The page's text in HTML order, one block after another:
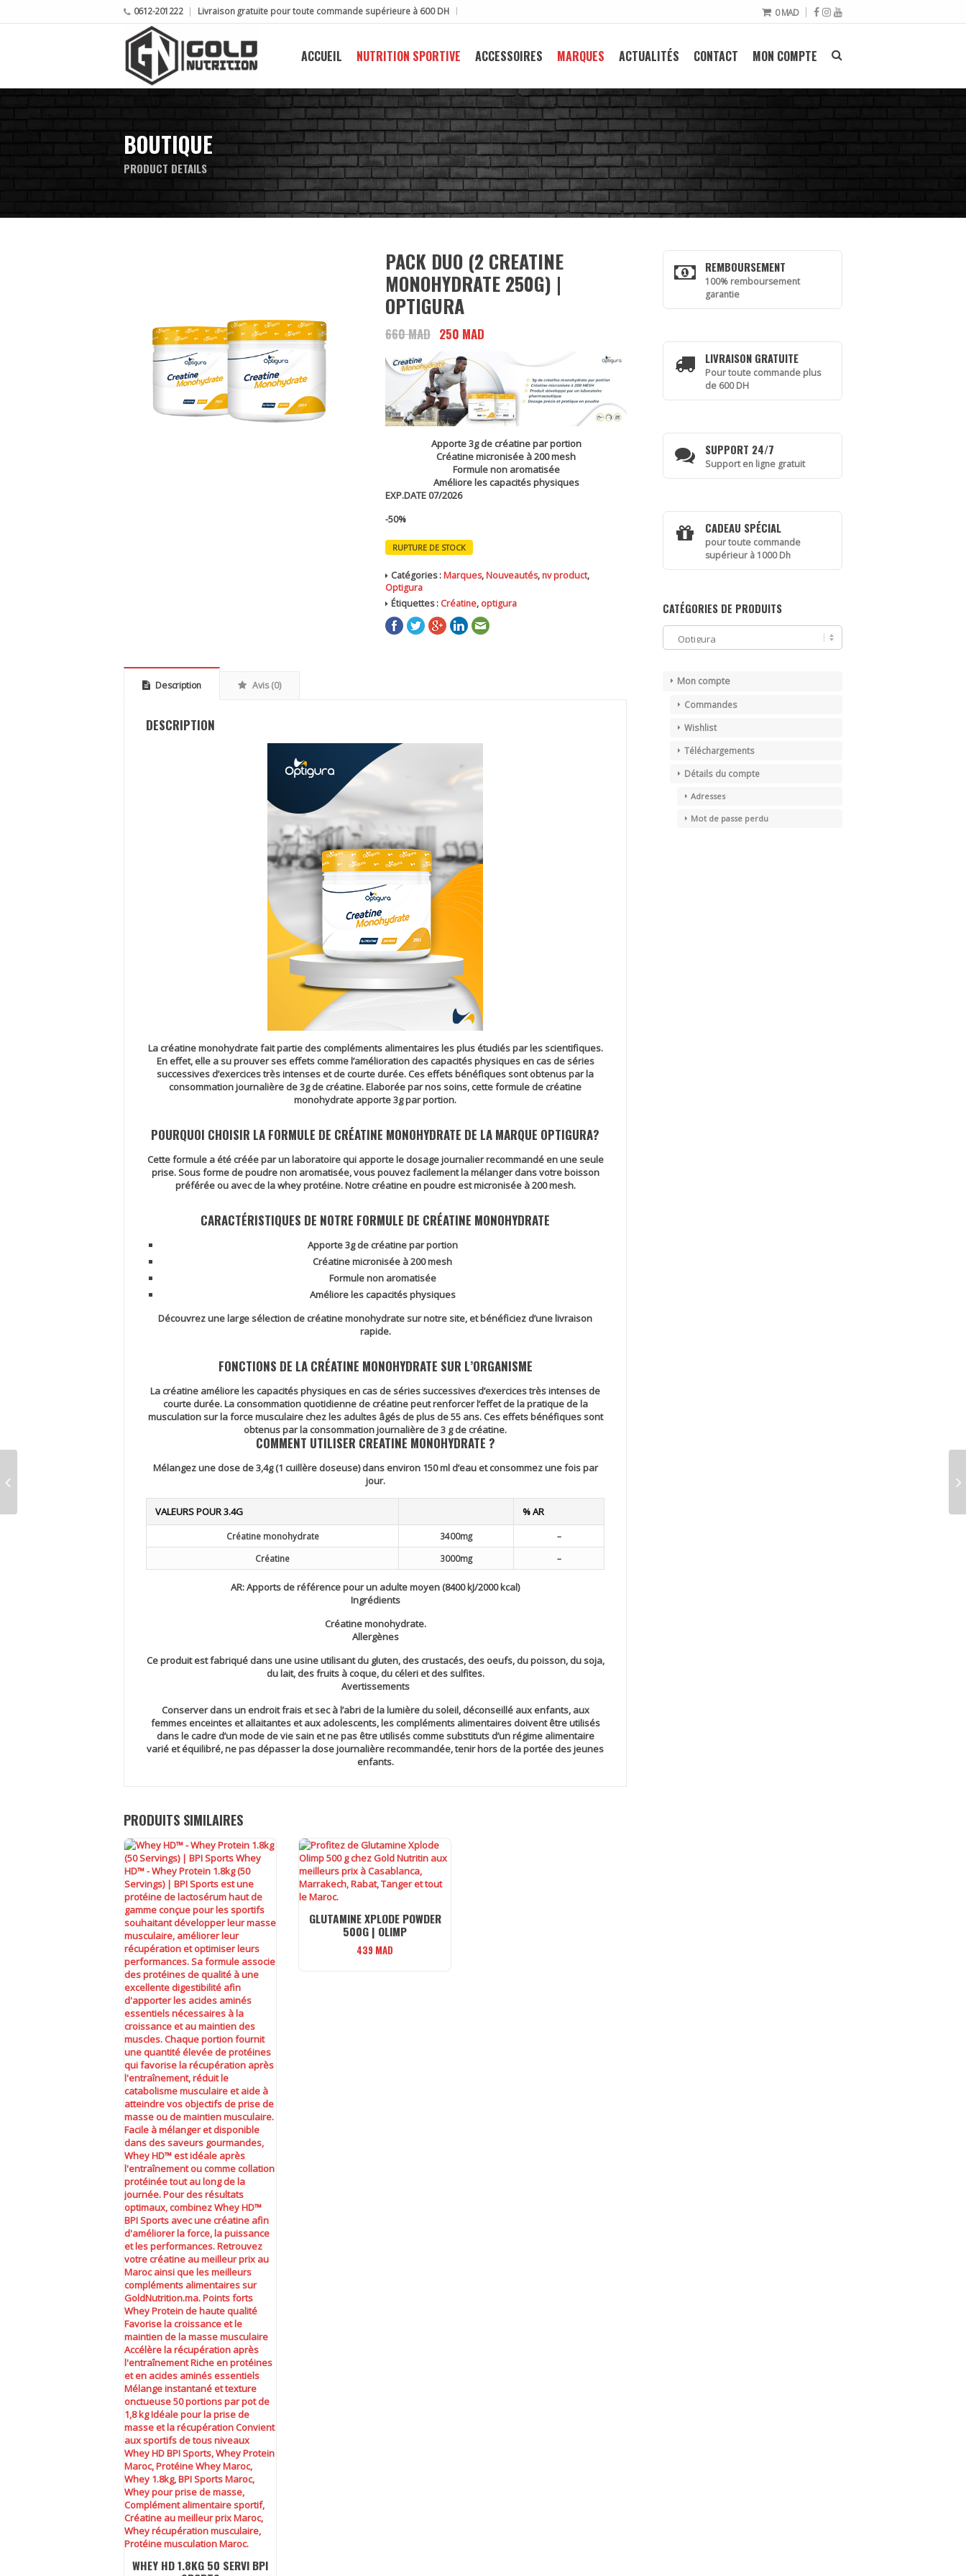
0612-201222 Livraison gratuite pour toute commande supérieure à 600 DH 0MAD
ACCUEIL NUTRITION SPORTIVE ACCESSOIRES MARQUES ACTUALITÉS CONTACT MON COMPTE
BOUTIQUE
PRODUCT DETAILS
PACK DUO (2 CREATINE
MONOHYDRATE 250G) |
OPTIGURA
660MAD Le
prix
initial
était :
660 MAD.
250 MAD
actuel
est :
250 MAD.
Apporte 3g de créatine par portion
Créatine micronisée à 200 mesh
Formule non aromatisée
Améliore les capacités physiques
EXP.DATE 07/2026
-50%
RUPTURE DE STOCK
Catégories : Marques, Nouveautés, nv product,
Optigura
Étiquettes : Créatine, optigura
Description Avis (0)
DESCRIPTION
La créatine monohydrate fait partie des compléments alimentaires les plus étudiés par les scientifiques.
En effet, elle a su prouver ses effets comme l’amélioration des capacités physiques en cas de séries
successives d’exercices très intenses et de courte durée. Ces effets bénéfiques sont obtenus par la
consommation journalière de 3g de créatine. Elaborée par nos soins, cette formule de créatine
monohydrate apporte 3g par portion.
POURQUOI CHOISIR LA FORMULE DE CRÉATINE MONOHYDRATE DE LA MARQUE OPTIGURA?
Cette formule a été créée par un laboratoire qui apporte le dosage journalier recommandé en une seule
prise. Sous forme de poudre non aromatisée, vous pouvez facilement la mélanger dans votre boisson
préférée ou avec de la whey protéine. Notre créatine en poudre est micronisée à 200 mesh.
CARACTÉRISTIQUES DE NOTRE FORMULE DE CRÉATINE MONOHYDRATE
Apporte 3g de créatine par portion
Créatine micronisée à 200 mesh
Formule non aromatisée
Améliore les capacités physiques
Découvrez une large sélection de créatine monohydrate sur notre site, et bénéficiez d’une livraison
rapide.
FONCTIONS DE LA CRÉATINE MONOHYDRATE SUR L’ORGANISME
La créatine améliore les capacités physiques en cas de séries successives d’exercices très intenses de
courte durée. La consommation quotidienne de créatine peut renforcer l’effet de la pratique de la
musculation sur la force musculaire chez les adultes âgés de plus de 55 ans. Ces effets bénéfiques sont
obtenus par la consommation journalière de 3 g de créatine.
COMMENT UTILISER CREATINE MONOHYDRATE ?
Mélangez une dose de 3,4g (1 cuillère doseuse) dans environ 150 ml d’eau et consommez une fois par
jour.
VALEURS POUR 3.4G % AR
Créatine monohydrate 3400mg
–
Créatine
3000mg –
AR:Apports de référence pour un adulte moyen (8400 kJ/2000 kcal)
Ingrédients
Créatine monohydrate.
Allergènes
Ce produit est fabriqué dans une usine utilisant du gluten, des crustacés, des oeufs, du poisson, du soja,
du lait, des fruits à coque, du céleri et des sulfites.
Avertissements
Conserver dans un endroit frais et sec à l’abri de la lumière du soleil, déconseillé aux enfants, aux
femmes enceintes et allaitantes et aux adolescents, les compléments alimentaires doivent être utilisés
dans le cadre d’un mode de vie sain et ne pas être utilisés comme substituts d’un régime alimentaire
varié et équilibré, ne pas dépasser la dose journalière recommandée, tenir hors de la portée des jeunes
enfants.
PRODUITS SIMILAIRES
WHEY HD 1.8KG 50 SERVI BPI
GLUTAMINE XPLODE POWDER
500G | OLIMP
439 MAD
REMBOURSEMENT
100% remboursement
garantie
LIVRAISON GRATUITE
Pour toute commande plus
de 600 DH
SUPPORT 24/7
Support en ligne gratuit
CADEAU SPÉCIAL
pour toute commande
supérieur à 1000 Dh
CATÉGORIES DE PRODUITS
Mon compte
Commandes
Wishlist
Téléchargements
Détails du compte
Adresses
Mot de passe perdu